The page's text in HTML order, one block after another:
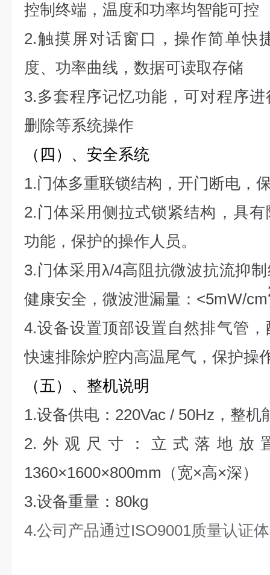
控制终端，温度和功率均智能可控
2.触摸屏对话窗口，操作简单快
度、功率曲线，数据可读取存储
3.多套程序记忆功能，可对程序
删除等系统操作
（四）、安全系统
1.门体多重联锁结构，开门断电，
2.门体采用侧拉式锁紧结构，具
功能，保护的操作人员。
3.门体采用λ/4高阻抗微波抗流抑
健康安全，微波泄漏量：<5mW/cm
4.设备设置顶部设置自然排气管
快速排除炉腔内高温尾气，保护操
（五）、整机说明
1.设备供电：220Vac / 50Hz，整机
2.外观尺寸：立式落地放
1360×1600×800mm（宽×高×深）
3.设备重量：80kg
4.公司产品通过ISO9001质量认证